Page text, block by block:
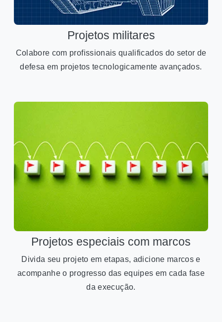
Projetos militares
Colabore com profissionais qualificados do setor de
defesa em projetos tecnologicamente avançados.
Projetos especiais com marcos
Divida seu projeto em etapas, adicione marcos e
acompanhe o progresso das equipes em cada fase
da execução.